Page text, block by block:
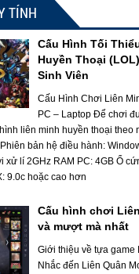
TÍNH
Cấu Hình Tối
Huyền Thoại
Sinh Viên
Cấu Hình Chơi Liên
PC – Laptop Để chơi
liên minh huyền thoại theo
bản hệ điều hành:
xử lí 2GHz RAM PC: 4GB Ổ
9.0c hoặc cao hơn
Cấu hình chơi
và mượt mà nhất
Giới thiệu về tựa game
Nhắc đến Liên Quân